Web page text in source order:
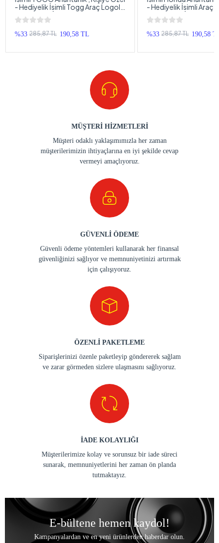
- Hediyelik İsimli Togg Araç Logolu
Anahtarlık - İsimli Araba Anahtarlığı
%33 285,87 TL 190,58 TL
- Hediyelik İsimli Araç
Anahtarlık - İsimli
Anahtarlığı
%33 285,87 TL 190,58
MÜŞTERİ HİZMETLERİ
Müşteri odaklı yaklaşımımızla her zaman
müşterilerimizin ihtiyaçlarına en iyi şekilde cevap
vermeyi amaçlıyoruz.
GÜVENLİ ÖDEME
Güvenli ödeme yöntemleri kullanarak her finansal
güvenliğinizi sağlıyor ve memnuniyetinizi artırmak
için çalışıyoruz.
ÖZENLİ PAKETLEME
Siparişlerinizi özenle paketleyip göndererek sağlam
ve zarar görmeden sizlere ulaşmasını sağlıyoruz.
İADE KOLAYLIĞI
Müşterilerimize kolay ve sorunsuz bir iade süreci
sunarak, memnuniyetlerini her zaman ön planda
tutmaktayız.
E-bültene hemen kaydol!
Kampanyalardan ve en yeni ürünlerden haberdar olun.